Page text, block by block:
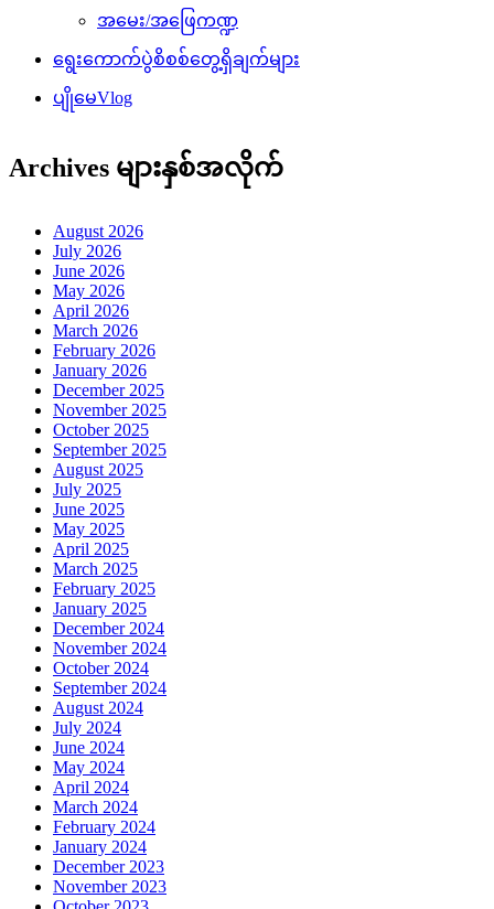
အမေး/အဖြေကဏ္ဍ
ရွေးကောက်ပွဲစိစစ်တွေ့ရှိချက်များ
ပျိုမေVlog
Archives များနှစ်အလိုက်
August 2026
July 2026
June 2026
May 2026
April 2026
March 2026
February 2026
January 2026
December 2025
November 2025
October 2025
September 2025
August 2025
July 2025
June 2025
May 2025
April 2025
March 2025
February 2025
January 2025
December 2024
November 2024
October 2024
September 2024
August 2024
July 2024
June 2024
May 2024
April 2024
March 2024
February 2024
January 2024
December 2023
November 2023